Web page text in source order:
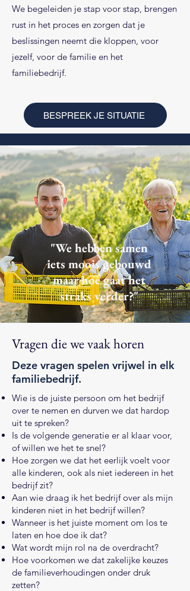
We begeleiden je stap voor stap, brengen
rust in het proces en zorgen dat je
beslissingen neemt die kloppen, voor
jezelf, voor de familie en het
familiebedrijf.
BESPREEK JE SITUATIE
"We hebben samen
iets moois gebouwd
maar hoe gaat het
straks verder?"
Vragen die we vaak horen
Deze vragen spelen vrijwel in elk
familiebedrijf.
Wie is de juiste persoon om het bedrijf
over te nemen en durven we dat hardop
uit te spreken?
Is de volgende generatie er al klaar voor,
of willen we het te snel?
Hoe zorgen we dat het eerlijk voelt voor
alle kinderen, ook als niet iedereen in het
bedrijf zit?
Aan wie draag ik het bedrijf over als mijn
kinderen niet in het bedrijf willen?
Wanneer is het juiste moment om los te
laten en hoe doe ik dat?
Wat wordt mijn rol na de overdracht?
Hoe voorkomen we dat zakelijke keuzes
de familieverhoudingen onder druk
zetten?